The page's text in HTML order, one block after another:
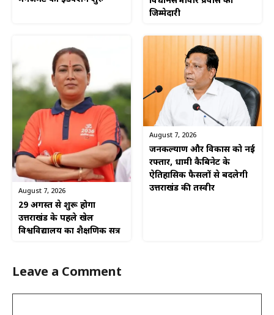
जिम्मेदारी
August 7, 2026
29 अगस्त से शुरू होगा
उत्तराखंड के पहले खेल
विश्वविद्यालय का शैक्षणिक सत्र
August 7, 2026
जनकल्याण और विकास को नई
रफ्तार, धामी कैबिनेट के
ऐतिहासिक फैसलों से बदलेगी
उत्तराखंड की तस्वीर
Leave a Comment